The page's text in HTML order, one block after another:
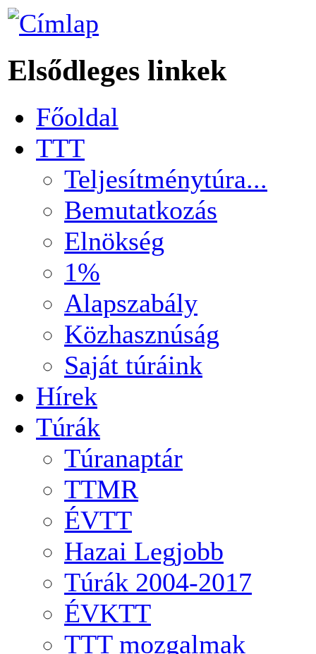
Elsődleges linkek
Főoldal
TTT
Teljesítménytúra...
Bemutatkozás
Elnökség
1%
Alapszabály
Közhasznúság
Saját túráink
Hírek
Túrák
Túranaptár
TTMR
ÉVTT
Hazai Legjobb
Túrák 2004-2017
ÉVKTT
TTT mozgalmak